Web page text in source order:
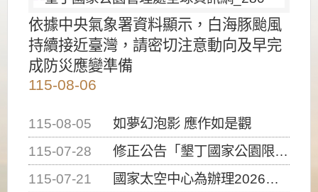
依據中央氣象署資料顯示，白海豚颱風
持續接近臺灣，請密切注意動向及早完
成防災應變準備
115-08-06
115-08-05
如夢幻泡影 應作如是觀
115-07-28
修正公告「墾丁國家公園限制水域遊憩活動之種類、範圍、時間及行為」，自即日生效。
115-07-21
國家太空中心為辦理2026台灣盃火箭競賽，陸、海、空域警戒及協調相關事宜，因颱風備案事宜